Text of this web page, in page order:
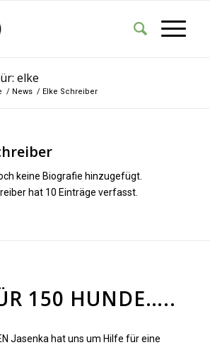
elke
/ News / Elke Schreiber
keine Biografie hinzugefügt.
hat 10 Einträge verfasst.
150 HUNDE…..
Jasenka hat uns um Hilfe für eine